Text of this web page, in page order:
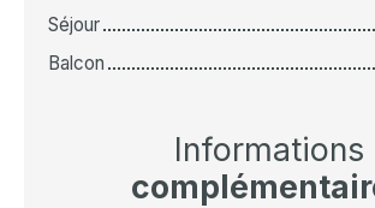
Séjour
Balcon
Informations